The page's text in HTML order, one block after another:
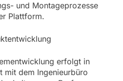
und Montageprozesse
Plattform.
erfolgt in
mit dem Ingenieurbüro